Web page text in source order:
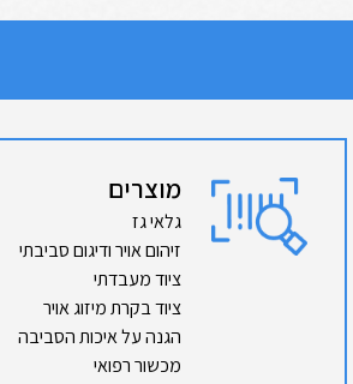
מוצרים
גלאי גז
זיהום אויר ודיגום סביבתי
ציוד מעבדתי
ציוד בקרת מיזוג אויר
הגנה על איכות הסביבה
מכשור רפואי